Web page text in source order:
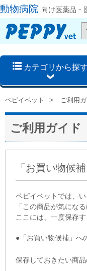
動物病院 向け医薬品・
カテゴリから探す
ペピイベット ご利用
ご利用ガイド
「お買い物候
ペピイベットでは、
「この商品が気にな
ここには、一度保存
●「お買い物候補」へ
保存しておきたい商